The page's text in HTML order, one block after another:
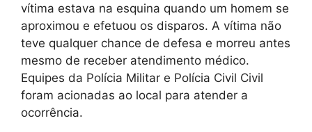
vítima estava na esquina quando um homem se
aproximou e efetuou os disparos. A vítima não
teve qualquer chance de defesa e morreu antes
mesmo de receber atendimento médico.
Equipes da Polícia Militar e Polícia Civil Civil
foram acionadas ao local para atender a
ocorrência.